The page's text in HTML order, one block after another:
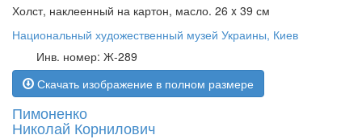
Холст, наклеенный на картон, масло. 26 x 39 см
Национальный художественный музей Украины, Киев
Инв. номер: Ж-289
Скачать изображение в полном размере
Пимоненко
Николай Корнилович